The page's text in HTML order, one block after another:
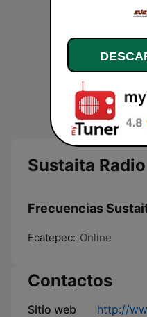
Sustaita
Frecuencias
Ecatepec: Online
Contactos
Sitio web http://